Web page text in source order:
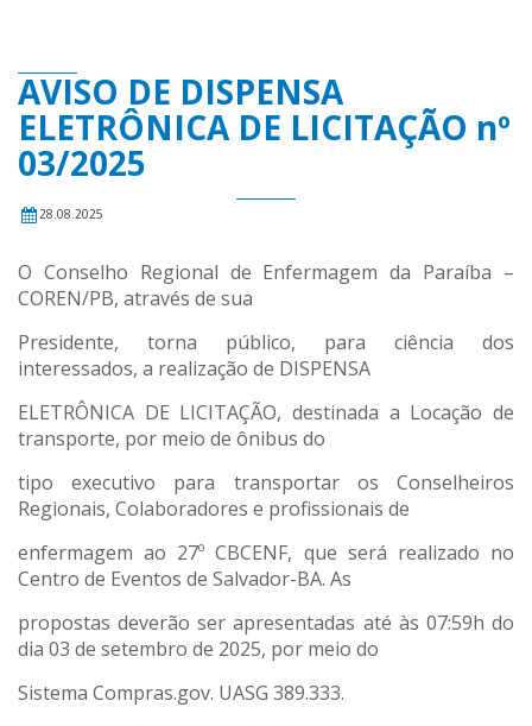
AVISO DE DISPENSA
ELETRÔNICA DE LICITAÇÃO nº
03/2025
28.08.2025
O Conselho Regional de Enfermagem da Paraíba –
COREN/PB, através de sua
Presidente, torna público, para ciência dos
interessados, a realização de DISPENSA
ELETRÔNICA DE LICITAÇÃO, destinada a Locação de
transporte, por meio de ônibus do
tipo executivo para transportar os Conselheiros
Regionais, Colaboradores e profissionais de
enfermagem ao 27º CBCENF, que será realizado no
Centro de Eventos de Salvador-BA. As
propostas deverão ser apresentadas até às 07:59h do
dia 03 de setembro de 2025, por meio do
Sistema Compras.gov. UASG 389.333.